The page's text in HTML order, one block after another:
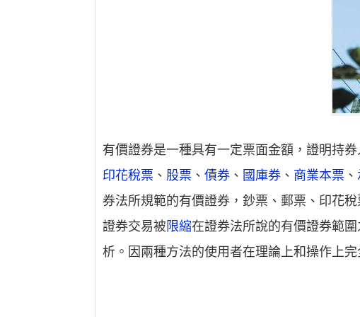
有價證券是一種具有一定票面金額，證明持
印花稅票 、 股票 、債券 、 國庫券 、 商業本票 、
券法所規範的有價證券，鈔票、郵票、印花
證券交易被 限縮在證券法所說的有價證券範
析。因兩種方法的使用者在理論上和操作上